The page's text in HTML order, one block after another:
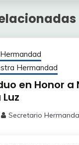
Hermandad
en Honor a
Secretario